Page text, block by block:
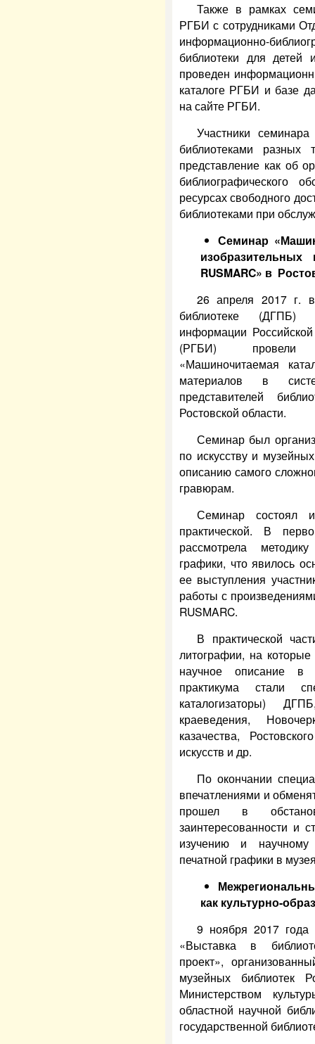
Также в рамках
РГБИ с сотрудниками
информационно-
библиотеки для
проведен
каталоге РГБИ и базе
на сайте РГБИ.
Участники
библиотеками
представление как об
библиографического
ресурсах свободного
библиотеками при
Семинар
RUSMARC» в
26 апреля 2017 г. в
библиотеке (ДГПБ)
информации Российской
(РГБИ) провели
«Машиночитаемая
материалов в
представителей
Ростовской области.
Семинар был
по искусству и
описанию самого
гравюрам.
Семинар состоял
практической. В
рассмотрела
графики, что явилось
ее выступления
работы с
RUSMARC.
В практической
литографии, на которые
научное описание в
практикума стали
каталогизаторы)
краеведения,
казачества,
искусств и др.
По окончании
впечатлениями и
прошел в
заинтересованности и
изучению и научному
печатной графики в
как культурно-
9 ноября 2017 года
«Выставка в
проект»,
музейных библиотек
Министерством
областной научной
государственной